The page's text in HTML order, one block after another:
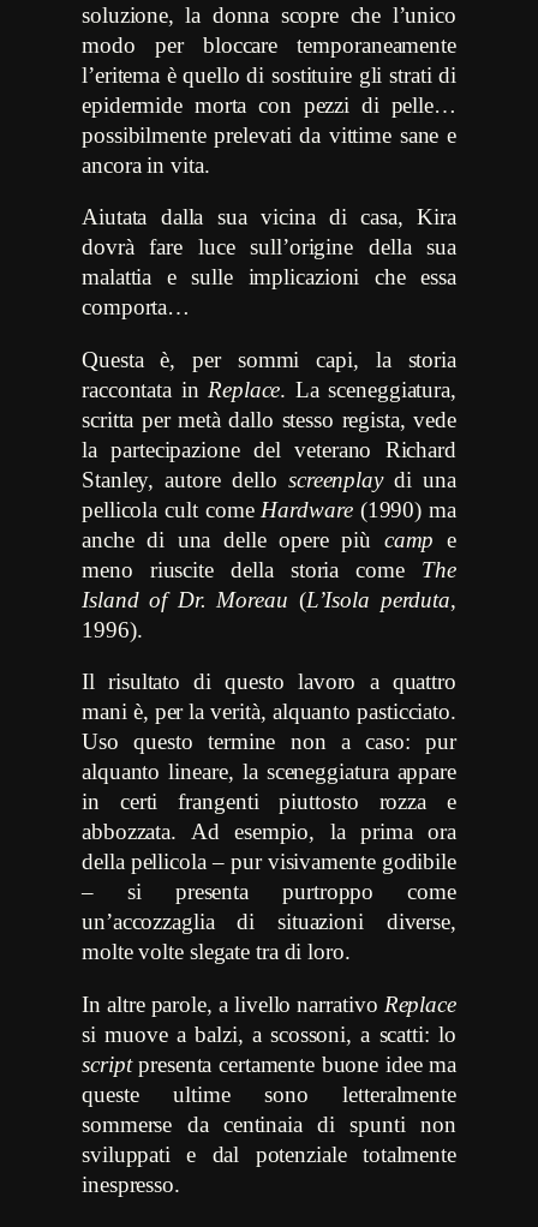
soluzione, la donna scopre che l’unico
modo per bloccare temporaneamente
l’eritema è quello di sostituire gli strati di
epidermide morta con pezzi di pelle…
possibilmente prelevati da vittime sane e
ancora in vita.
Aiutata dalla sua vicina di casa, Kira
dovrà fare luce sull’origine della sua
malattia e sulle implicazioni che essa
comporta…
Questa è, per sommi capi, la storia
raccontata in Replace. La sceneggiatura,
scritta per metà dallo stesso regista, vede
la partecipazione del veterano Richard
Stanley, autore dello screenplaydi una
pellicola cult come Hardware(1990) ma
anche di una delle opere più camp e
meno riuscite della storia come The
Island of Dr. Moreau (L’Isola perduta,
1996).
Il risultato di questo lavoro a quattro
mani è, per la verità, alquanto pasticciato.
Uso questo termine non a caso: pur
alquanto lineare, la sceneggiatura appare
in certi frangenti piuttosto rozza e
abbozzata. Ad esempio, la prima ora
della pellicola – pur visivamente godibile
– si presenta purtroppo come
un’accozzaglia di situazioni diverse,
molte volte slegate tra di loro.
In altre parole, a livello narrativo Replace
si muove a balzi, a scossoni, a scatti: lo
scriptpresenta certamente buone idee ma
queste ultime sono letteralmente
sommerse da centinaia di spunti non
sviluppati e dal potenziale totalmente
inespresso.